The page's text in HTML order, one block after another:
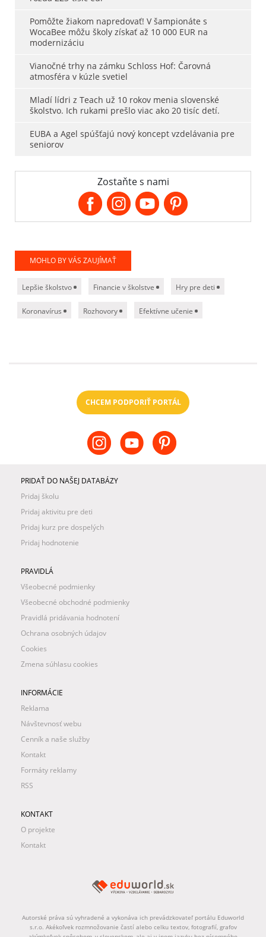
Pomôžte žiakom napredovať! V šampionáte s
WocaBee môžu školy získať až 10 000 EUR na
modernizáciu
Vianočné trhy na zámku Schloss Hof: Čarovná
atmosféra v kúzle svetiel
Mladí lídri z Teach už 10 rokov menia slovenské
školstvo. Ich rukami prešlo viac ako 20 tisíc detí.
EUBA a Agel spúšťajú nový koncept vzdelávania pre
seniorov
Zostaňte s nami
MOHLO BY VÁS ZAUJÍMAŤ
Lepšie školstvo Financie v školstve Hry pre deti
Koronavírus Rozhovory Efektívne učenie
CHCEM PODPORIŤ PORTÁL
PRIDAŤ DO NAŠEJ DATABÁZY
Pridaj školu
Pridaj aktivitu pre deti
Pridaj kurz pre dospelých
Pridaj hodnotenie
PRAVIDLÁ
Všeobecné podmienky
Všeobecné obchodné podmienky
Pravidlá pridávania hodnotení
Ochrana osobných údajov
Cookies
Zmena súhlasu cookies
INFORMÁCIE
Reklama
Návštevnosť webu
Cenník a naše služby
Kontakt
Formáty reklamy
RSS
KONTAKT
O projekte
Kontakt
Autorské práva sú vyhradené a vykonáva ich prevádzkovateľ portálu Eduworld
s.r.o. Akékoľvek rozmnožovanie častí alebo celku textov, fotografií, grafov